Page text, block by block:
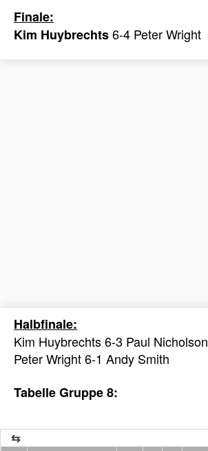
Finale:
Kim Huybrechts6-4 Peter Wright
Halbfinale:
Kim Huybrechts 6-3 Paul Nicholson
Peter Wright 6-1 Andy Smith
Tabelle Gruppe 8: